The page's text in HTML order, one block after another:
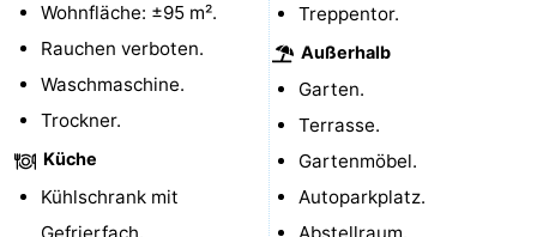
Reiten
-
Golfplatze
-
Surfen
Essen
Veranstaltungen
Wohnfläche: ±95 m².
Rauchen verboten.
Waschmaschine.
Trockner.
Küche
Kühlschrank mit
Gefrierfach.
Treppentor.
Außerhalb
Garten.
Terrasse.
Gartenmöbel.
Autoparkplatz.